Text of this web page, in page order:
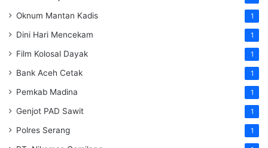
Oknum Mantan Kadis 1
Dini Hari Mencekam 1
Film Kolosal Dayak 1
Bank Aceh Cetak 1
Pemkab Madina 1
Genjot PAD Sawit 1
Polres Serang 1